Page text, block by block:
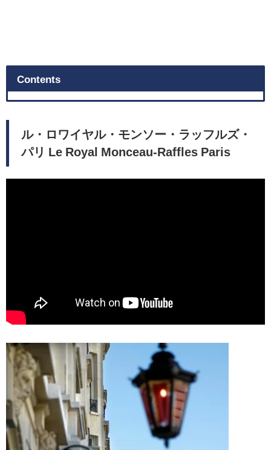
Contents
ル・ロワイヤル・モンソー・ラッフルズ・
パリ Le Royal Monceau-Raffles Paris